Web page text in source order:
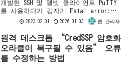
오류 해결하기
개발한 SSH 및 텔넷 클라이언트 PuTTY
를 사용하다가 갑자기 Fatal error:
Couldn't agree on host key
2023.02.01 2026.01.03 웹 관리자
원격 데스크톱 “CredSSP 암호화
오라클이 복구될 수 있음” 오류
를 수정하는 방법